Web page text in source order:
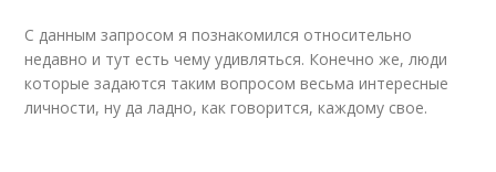
С данным запросом я познакомился относительно
недавно и тут есть чему удивляться. Конечно же, люди
которые задаются таким вопросом весьма интересные
личности, ну да ладно, как говорится, каждому свое.